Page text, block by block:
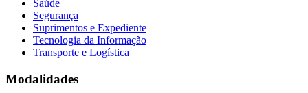
Saúde
Segurança
Suprimentos e Expediente
Tecnologia da Informação
Transporte e Logística
Modalidades